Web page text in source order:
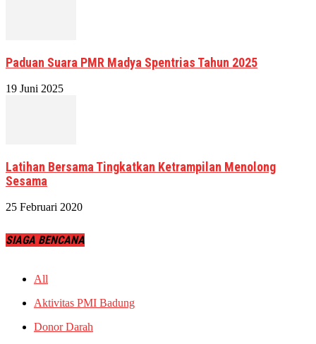
Paduan Suara PMR Madya Spentrias Tahun 2025
19 Juni 2025
Latihan Bersama Tingkatkan Ketrampilan Menolong
Sesama
25 Februari 2020
SIAGA BENCANA
All
Aktivitas PMI Badung
Donor Darah